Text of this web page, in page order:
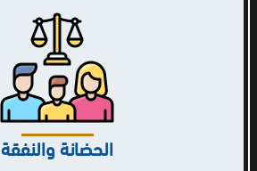
الحضانة والنفقة